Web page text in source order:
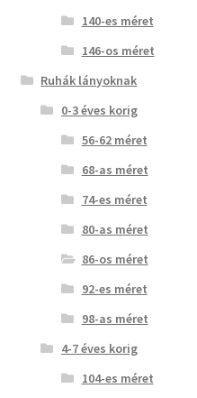
140-es méret
146-os méret
Ruhák lányoknak
0-3 éves korig
56-62 méret
68-as méret
74-es méret
80-as méret
86-os méret
92-es méret
98-as méret
4-7 éves korig
104-es méret